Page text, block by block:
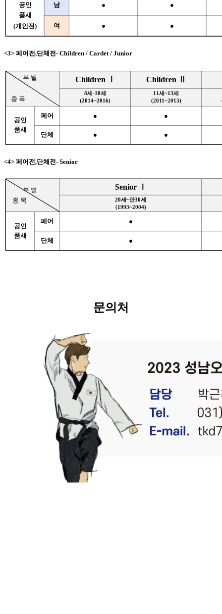
공인
품새
(개인전)
남 ● ●
여 ● ●
<3> 페어전,단체전- Children / Cardet / Junior
부 별
종 목
Children Ⅰ Children Ⅱ
8세-10세
(2014~2016)
11세~13세
(2011~2013)
공인
품새
페어 ● ●
단체 ● ●
<4> 페어전,단체전- Senior
부 별
종 목
Senior Ⅰ
20세~만30세
(1993~2004)
공인
품새
페어 ●
단체 ●
문의처